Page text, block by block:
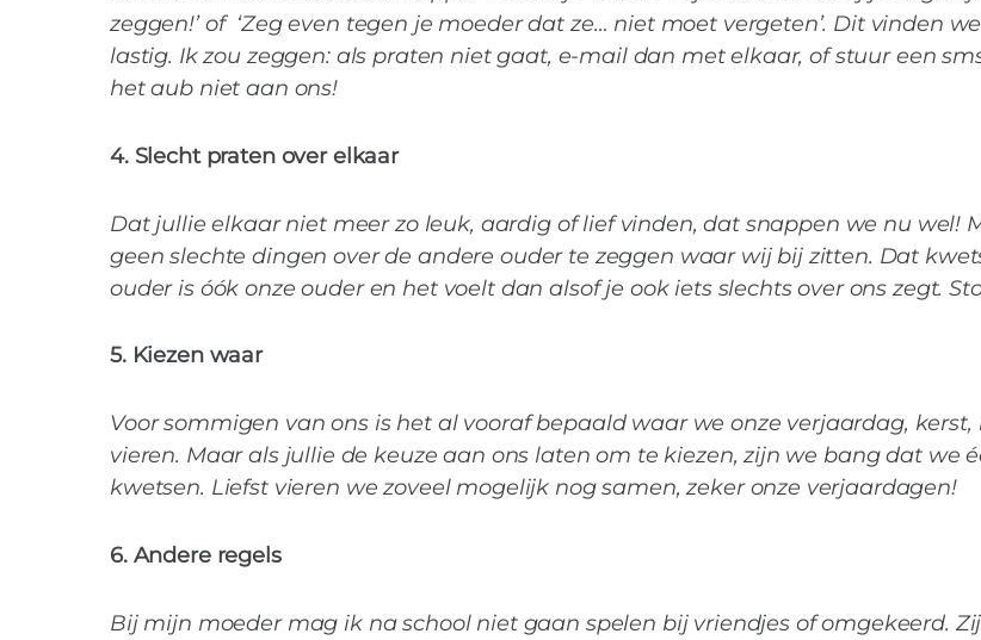
vinden.
zeggen!’ of ‘Zeg even tegen je moeder dat ze… niet moet vergeten’. Dit vinden
lastig. Ik zou zeggen: als praten niet gaat, e-mail dan met elkaar, of stuur een
het aub niet aan ons!
4. Slecht praten over elkaar
Dat jullie elkaar niet meer zo leuk, aardig of lief vinden, dat snappen we nu wel!
geen slechte dingen over de andere ouder te zeggen waar wij bij zitten. Dat
ouder is óók onze ouder en het voelt dan alsof je ook iets slechts over ons zegt.
5. Kiezen waar
Voor sommigen van ons is het al vooraf bepaald waar we onze verjaardag, kerst,
vieren. Maar als jullie de keuze aan ons laten om te kiezen, zijn we bang dat we
kwetsen. Liefst vieren we zoveel mogelijk nog samen, zeker onze verjaardagen!
6. Andere regels
Bij mijn moeder mag ik na school niet gaan spelen bij vriendjes of omgekeerd.